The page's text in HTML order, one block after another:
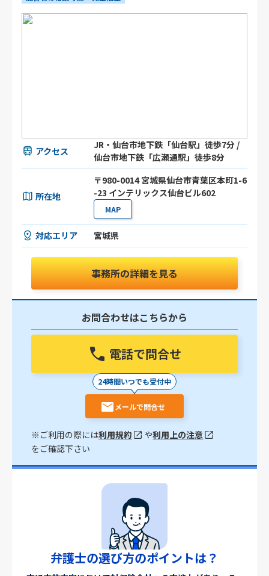
アクセス
JR・仙台市地下鉄「仙台駅」徒歩7分 /
仙台市地下鉄「広瀬通駅」徒歩8分
所在地
〒980-0014 宮城県仙台市青葉区本町1-6
-23 インテリックス仙台ビル602
MAP
対応エリア 宮城県
事務所の詳細を見る
お問合わせはこちらから
電話で問合せ
24時間いつでも受付中
メールで問合せ
※ご利用の際には利用規約 や利用上の注意
をご確認下さい
弁護士の選び方のポイントは？